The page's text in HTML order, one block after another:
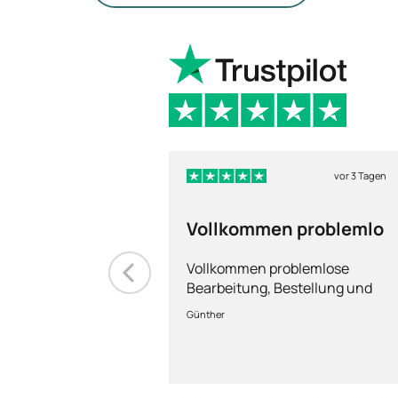
vor 3 Tagen
Vollkommen problemlo
Vollkommen problemlose
Bearbeitung, Bestellung und
Lieferung
Günther